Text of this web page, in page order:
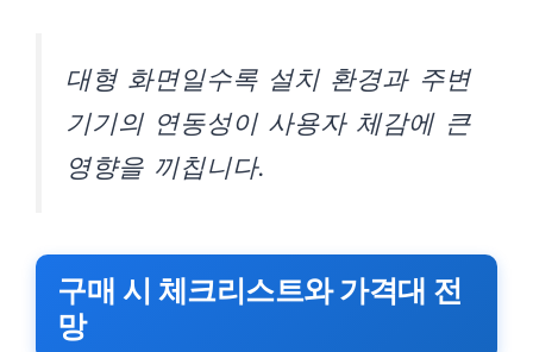
대형 화면일수록 설치 환경과 주변
기기의 연동성이 사용자 체감에 큰
영향을 끼칩니다.
구매 시 체크리스트와 가격대 전
망